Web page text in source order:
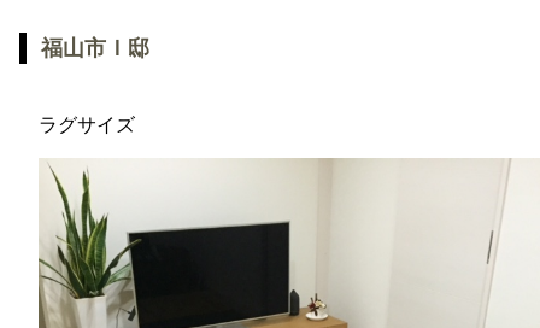
福山市Ｉ邸
ラグサイズ